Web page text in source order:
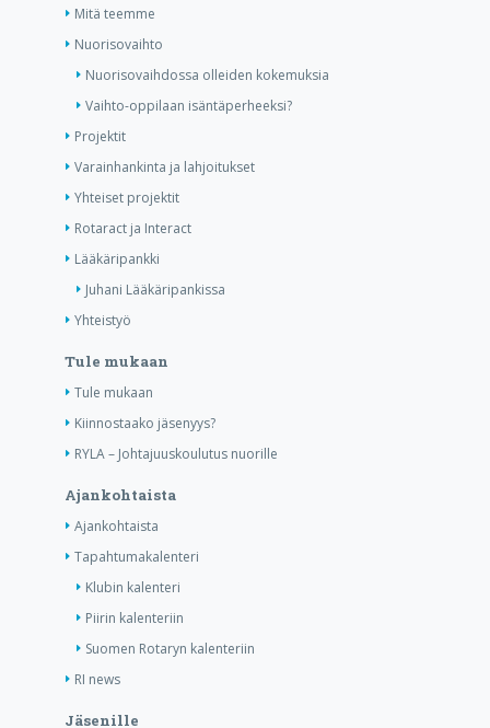
Mitä teemme
Nuorisovaihto
Nuorisovaihdossa olleiden kokemuksia
Vaihto-oppilaan isäntäperheeksi?
Projektit
Varainhankinta ja lahjoitukset
Yhteiset projektit
Rotaract ja Interact
Lääkäripankki
Juhani Lääkäripankissa
Yhteistyö
Tule mukaan
Tule mukaan
Kiinnostaako jäsenyys?
RYLA – Johtajuuskoulutus nuorille
Ajankohtaista
Ajankohtaista
Tapahtumakalenteri
Klubin kalenteri
Piirin kalenteriin
Suomen Rotaryn kalenteriin
RI news
Jäsenille